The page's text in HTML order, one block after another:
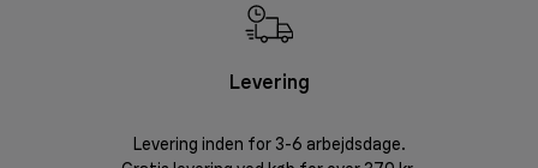
Levering
Levering inden for 3-6 arbejdsdage.